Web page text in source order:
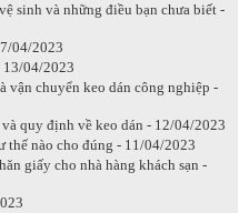
sinh và những điều bạn chưa biết -
04/2023
13/04/2023
vận chuyển keo dán công nghiệp -
quy định về keo dán - 12/04/2023
thế nào cho đúng - 11/04/2023
giấy cho nhà hàng khách sạn -